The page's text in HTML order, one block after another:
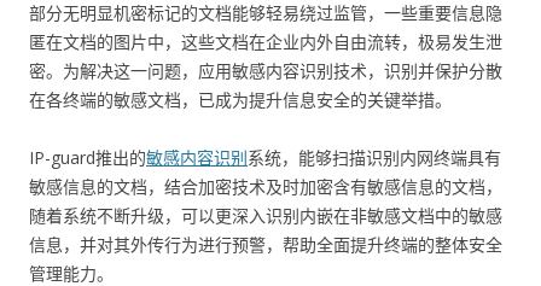
部分无明显机密标记的文档能够轻易绕过监管，一些重要信息隐
匿在文档的图片中，这些文档在企业内外自由流转，极易发生泄
密。为解决这一问题，应用敏感内容识别技术，识别并保护分散
在各终端的敏感文档，已成为提升信息安全的关键举措。
IP-guard推出的敏感内容识别系统，能够扫描识别内网终端具有
敏感信息的文档，结合加密技术及时加密含有敏感信息的文档，
随着系统不断升级，可以更深入识别内嵌在非敏感文档中的敏感
信息，并对其外传行为进行预警，帮助全面提升终端的整体安全
管理能力。